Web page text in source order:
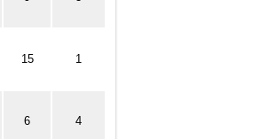
15 1
6 4